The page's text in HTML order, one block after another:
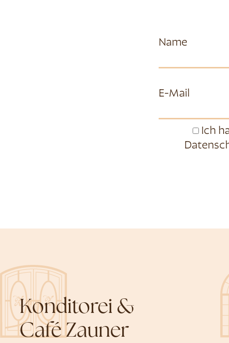
Name
E-Mail
Ich
Konditorei &
Café Zauner